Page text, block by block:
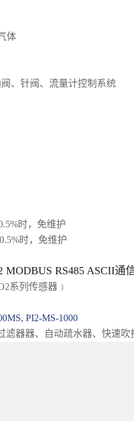
体
、针阀、流量计控制系统
时，免维护
时，免维护
MODBUS RS485 ASCII通
系列传感器﹞
PI2-MS-1000
器器、自动疏水器、快速